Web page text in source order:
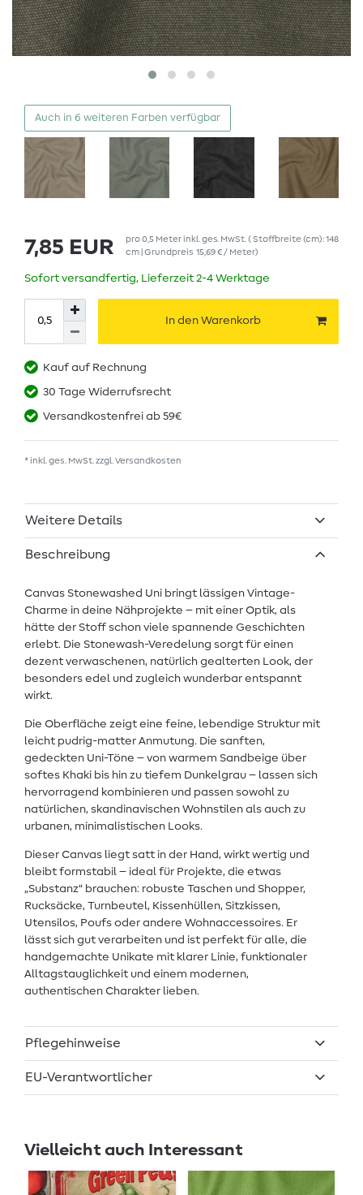
Auch in 6 weiteren Farben verfügbar
7,85 EUR pro0,5 Meterinkl. ges. MwSt. ( Stoffbreite (cm): 148
cm | Grundpreis 15,69 € / Meter)
Sofort versandfertig, Lieferzeit 2-4 Werktage
In den Warenkorb
Kauf auf Rechnung
30 Tage Widerrufsrecht
Versandkostenfrei ab 59€
* inkl. ges. MwSt. zzgl. Versandkosten
Weitere Details
Beschreibung
Canvas Stonewashed Uni bringt lässigen Vintage-
Charme in deine Nähprojekte – mit einer Optik, als
hätte der Stoff schon viele spannende Geschichten
erlebt. Die Stonewash-Veredelung sorgt für einen
dezent verwaschenen, natürlich gealterten Look, der
besonders edel und zugleich wunderbar entspannt
wirkt.
Die Oberfläche zeigt eine feine, lebendige Struktur mit
leicht pudrig-matter Anmutung. Die sanften,
gedeckten Uni-Töne – von warmem Sandbeige über
softes Khaki bis hin zu tiefem Dunkelgrau – lassen sich
hervorragend kombinieren und passen sowohl zu
natürlichen, skandinavischen Wohnstilen als auch zu
urbanen, minimalistischen Looks.
Dieser Canvas liegt satt in der Hand, wirkt wertig und
bleibt formstabil – ideal für Projekte, die etwas
„Substanz“ brauchen: robuste Taschen und Shopper,
Rucksäcke, Turnbeutel, Kissenhüllen, Sitzkissen,
Utensilos, Poufs oder andere Wohnaccessoires. Er
lässt sich gut verarbeiten und ist perfekt für alle, die
handgemachte Unikate mit klarer Linie, funktionaler
Alltagstauglichkeit und einem modernen,
authentischen Charakter lieben.
Pflegehinweise
EU-Verantwortlicher
Vielleicht auch Interessant